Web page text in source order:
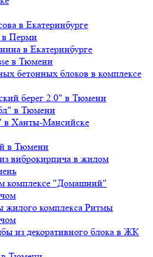
в Екатеринбурге
Перми
в Екатеринбурге
в Тюмени
бетонных блоков в комплексе
берег 2.0" в Тюмени
в Тюмени
в Ханты-Мансийске
в Тюмени
виброкирпича в жилом
комплексе "Домашний"
жилого комплекса Ритмы
из декоративного блока в ЖК